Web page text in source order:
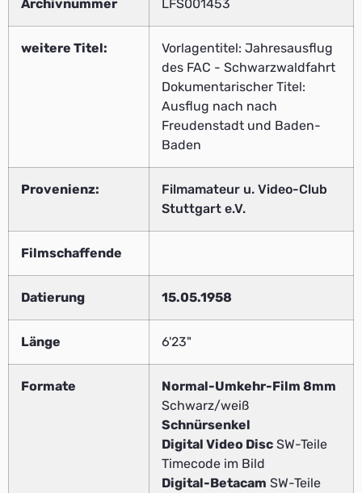
Archivnummer LFS001453
weitere Titel:
Vorlagentitel: Jahresausflug
des FAC - Schwarzwaldfahrt
Dokumentarischer Titel:
Ausflug nach nach
Freudenstadt und Baden-
Baden
Provenienz:
Filmamateur u. Video-Club
Stuttgart e.V.
Filmschaffende
Datierung 15.05.1958
Länge 6'23"
Formate
Normal-Umkehr-Film 8mm
Schwarz/weiß
Schnürsenkel
Digital Video Disc SW-Teile
Timecode im Bild
Digital-Betacam SW-Teile